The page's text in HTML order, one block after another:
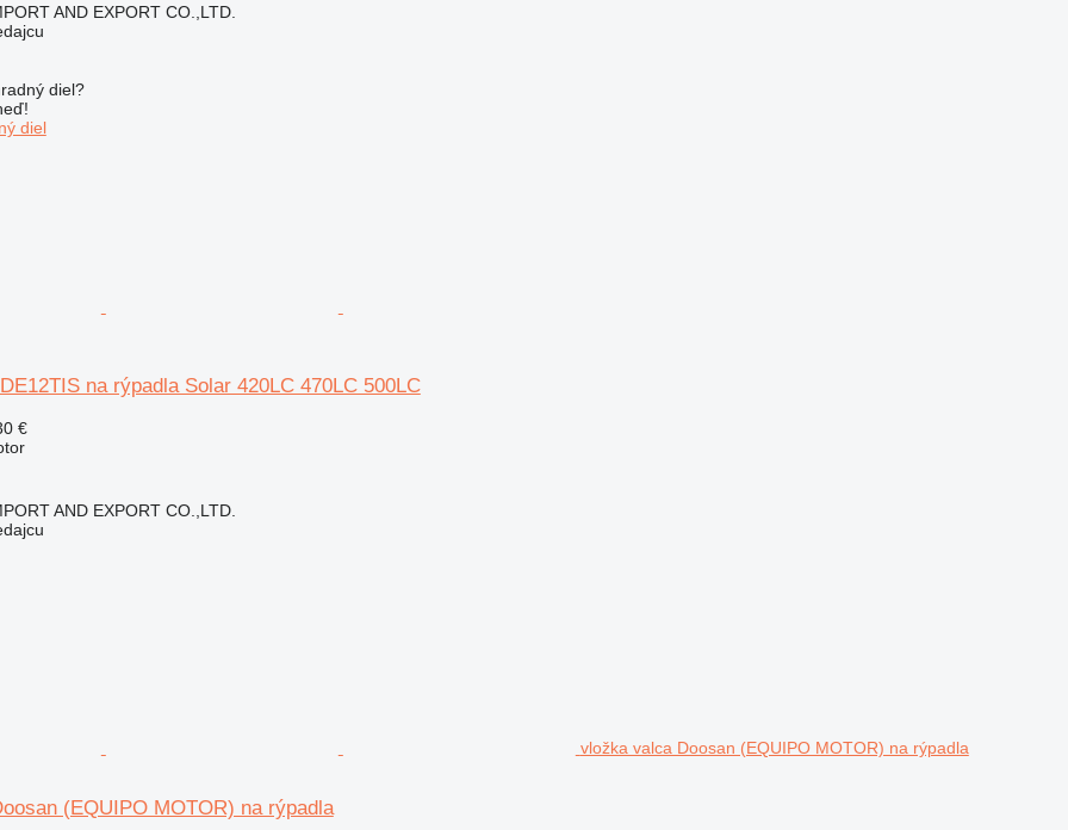
AND EXPORT CO.,LTD.
diel?
diel
na rýpadla Solar 420LC 470LC 500LC
€
AND EXPORT CO.,LTD.
vložka valca Doosan (EQUIPO MOTOR) na rýpadla
(EQUIPO MOTOR) na rýpadla